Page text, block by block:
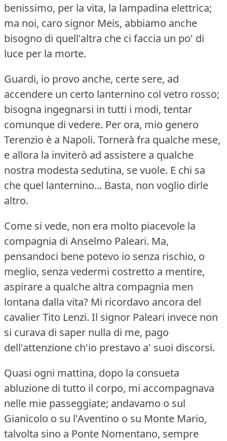
benissimo, per la vita, la lampadina elettrica;
ma noi, caro signor Meis, abbiamo anche
bisogno di quell'altra che ci faccia un po' di
luce per la morte.
Guardi, io provo anche, certe sere, ad
accendere un certo lanternino col vetro rosso;
bisogna ingegnarsi in tutti i modi, tentar
comunque di vedere. Per ora, mio genero
Terenzio è a Napoli. Tornerà fra qualche mese,
e allora la inviterò ad assistere a qualche
nostra modesta sedutina, se vuole. E chi sa
che quel lanternino... Basta, non voglio dirle
altro.
Come si vede, non era molto piacevole la
compagnia di Anselmo Paleari. Ma,
pensandoci bene potevo io senza rischio, o
meglio, senza vedermi costretto a mentire,
aspirare a qualche altra compagnia men
lontana dalla vita? Mi ricordavo ancora del
cavalier Tito Lenzi. Il signor Paleari invece non
si curava di saper nulla di me, pago
dell'attenzione ch'io prestavo a' suoi discorsi.
Quasi ogni mattina, dopo la consueta
abluzione di tutto il corpo, mi accompagnava
nelle mie passeggiate; andavamo o sul
Gianicolo o su l'Aventino o su Monte Mario,
talvolta sino a Ponte Nomentano, sempre